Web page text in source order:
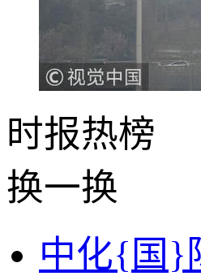
时报热榜
换一换
中化{国}